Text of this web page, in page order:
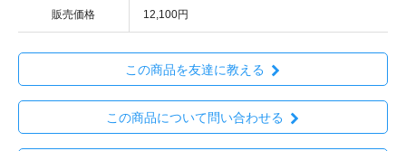
販売価格 12,100円
この商品を友達に教える
この商品について問い合わせる